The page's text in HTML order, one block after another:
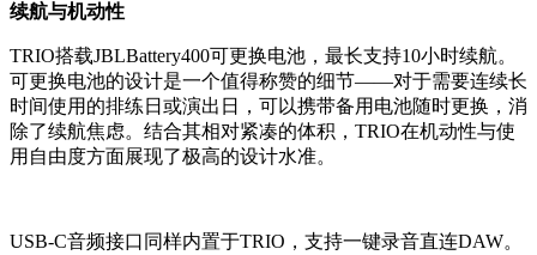
续航与机动性
TRIO搭载JBLBattery400可更换电池，最长支持10小时续航。
可更换电池的设计是一个值得称赞的细节——对于需要连续长
时间使用的排练日或演出日，可以携带备用电池随时更换，消
除了续航焦虑。结合其相对紧凑的体积，TRIO在机动性与使
用自由度方面展现了极高的设计水准。
USB-C音频接口同样内置于TRIO，支持一键录音直连DAW。